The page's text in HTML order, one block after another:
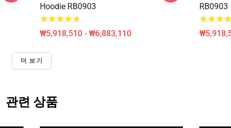
Hoodie RB0903
₩5,918,510 - ₩6,883,110
RB0903
더 보기
관련 상품